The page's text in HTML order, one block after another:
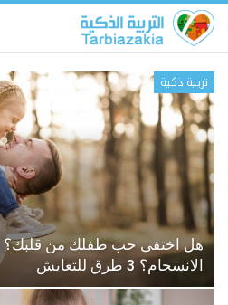
تربية ذكية
هل اختفى حب طفلك من قلبك؟
الانسجام؟ 3 طرق للتعايش